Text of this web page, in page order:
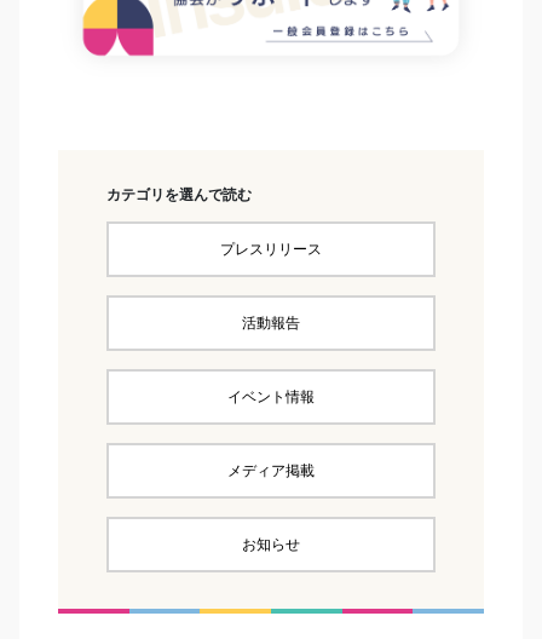
カテゴリを選んで読む
プレスリリース
活動報告
イベント情報
メディア掲載
お知らせ